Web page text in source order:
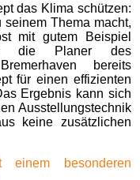
das Klima schützen:
Thema macht,
mit gutem Beispiel
die Planer des
bereits
für einen effizienten
Ergebnis kann sich
Ausstellungstechnik
keine zusätzlichen
einem besonderen